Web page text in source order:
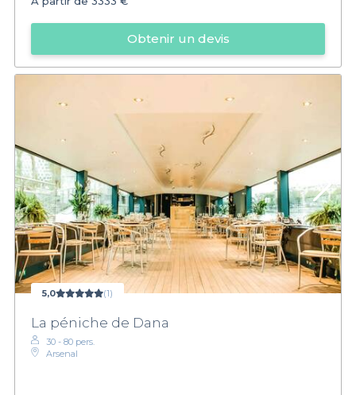
Obtenir un devis
5,0 (1)
La péniche de Dana
30 - 80 pers.
Arsenal